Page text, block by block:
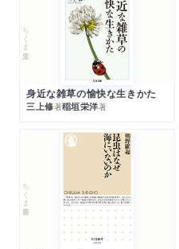
ちくま文庫
身近な雑草の愉快な生きかた
三上修著稲垣栄洋著
ちくま新書